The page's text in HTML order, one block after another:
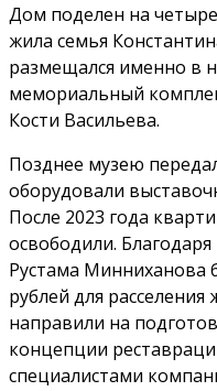
Дом поделен на
жила семья
размещался именно в
мемориальный
Кости Васильева.
Позднее музею
оборудовали
После 2023 года
освободили.
Рустама Минниханова
рублей для
направили на
концепции
специалистами